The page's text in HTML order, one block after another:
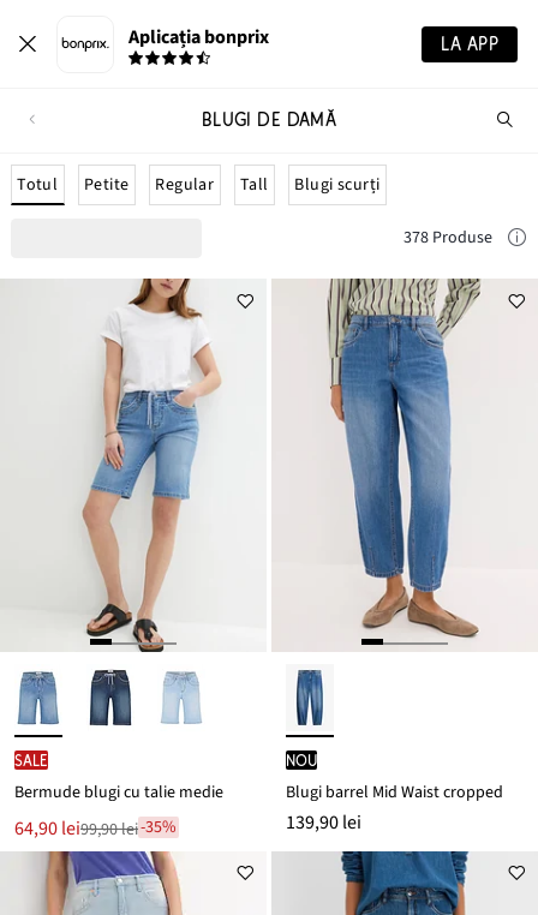
Aplicația bonprix LA APP
BLUGI DE DAMĂ
Totul Petite Regular Tall Blugi scurți
378 Produse
SALE
Bermude blugi cu talie medie
Noul
preț
este
64,90 lei
Reducere
preț
99,90 lei
99,90 lei-35%
nou
Blugi barrel Mid Waist cropped
139,90 lei